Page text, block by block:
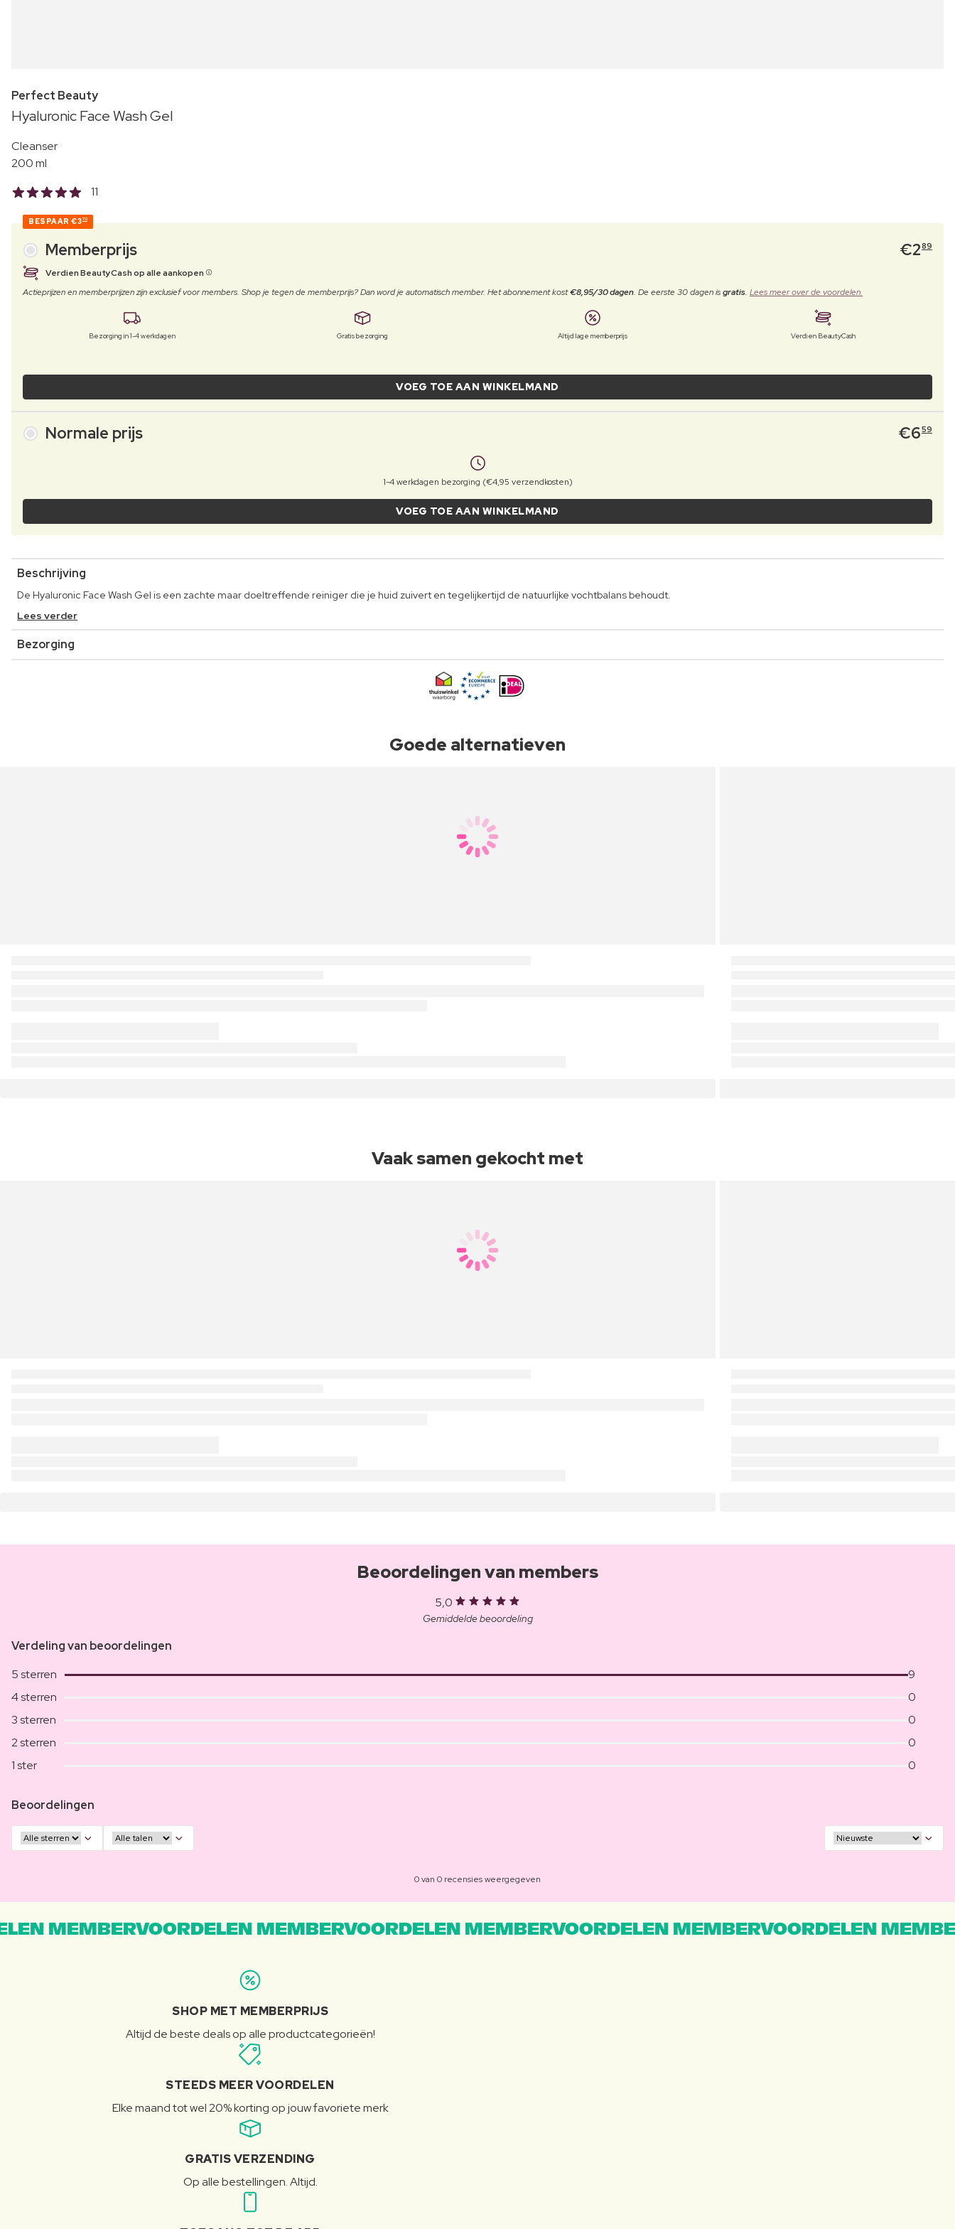
Perfect Beauty
Hyaluronic Face Wash Gel
Cleanser
200 ml
11
BESPAAR €370
Memberprijs €289
Verdien BeautyCash op alle aankopen
Actieprijzen en memberprijzen zijn exclusief voor members. Shop je tegen de memberprijs? Dan word je automatisch member. Het abonnement kost€8,95/30 dagen. De eerste 30 dagen isgratis. Lees meer over de voordelen.
Bezorging in 1-4 werkdagen Gratis bezorging Altijd lage memberprijs Verdien BeautyCash
VOEG TOE AAN WINKELMAND
Normale prijs €659
1-4 werkdagen bezorging (€4,95 verzendkosten)
VOEG TOE AAN WINKELMAND
Beschrijving
De Hyaluronic Face Wash Gel is een zachte maar doeltreffende reiniger die je huid zuivert en tegelijkertijd de natuurlijke vochtbalans behoudt.
Lees verder
Bezorging
Goede alternatieven
Vaak samen gekocht met
Beoordelingen van members
5,0
Gemiddelde beoordeling
Verdeling van beoordelingen
5 sterren
9
4 sterren
0
3 sterren
0
2 sterren
0
1 ster
0
Beoordelingen
0 van 0 recensies weergegeven
MEMBERVOORDELEN MEMBERVOORDELEN MEMBERVOORDELEN MEMBERVOORDELEN
SHOP MET MEMBERPRIJS
Altijd de beste deals op alle productcategorieën!
STEEDS MEER VOORDELEN
Elke maand tot wel 20% korting op jouw favoriete merk
GRATIS VERZENDING
Op alle bestellingen. Altijd.